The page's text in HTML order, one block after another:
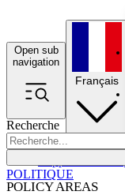
Open sub
navigation
Recherche
POLICY AREAS
Français
POLITIQUE